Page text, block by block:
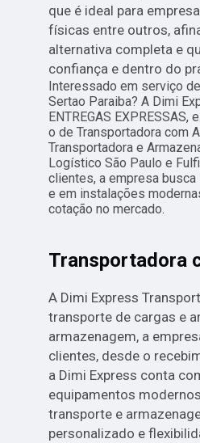
que é ideal para
físicas entre outros,
alternativa completa e
confiança e dentro do
Interessado em serviço
Sertao Paraiba? A Dimi
ENTREGAS
o de Transportadora com
Transportadora e
Logístico São Paulo e
clientes, a empresa
e em instalações
cotação no mercado.
Transportadora
A Dimi Express
transporte de cargas e
armazenagem, a
clientes, desde o
a Dimi Express conta
equipamentos
transporte e
personalizado e